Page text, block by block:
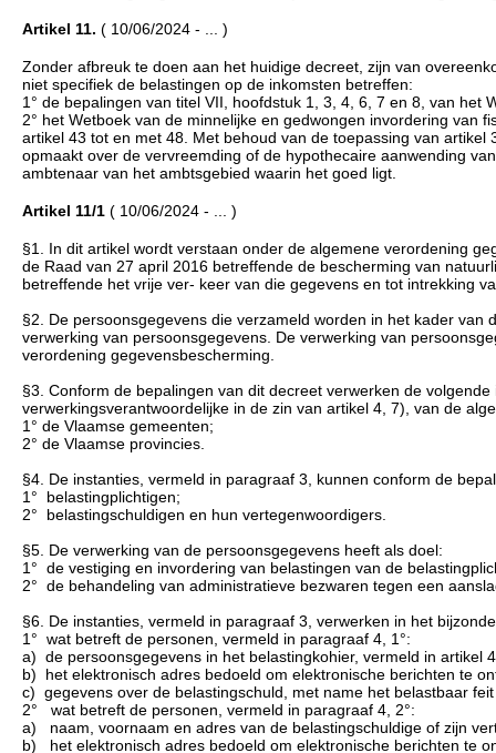
Artikel 11. ( 10/06/2024 - ... )
Zonder afbreuk te doen aan het huidige decreet, zijn van
niet specifiek de belastingen op de inkomsten betreffen:
1° de bepalingen van titel VII, hoofdstuk 1, 3, 4, 6, 7 en 8, van het
2° het Wetboek van de minnelijke en gedwongen invordering van
artikel 43 tot en met 48. Met behoud van de toepassing van
opmaakt over de vervreemding of de hypothecaire aanwending
ambtenaar van het ambtsgebied waarin het goed ligt.
Artikel 11/1 ( 10/06/2024 - ... )
§1. In dit artikel wordt verstaan onder de algemene verordening
de Raad van 27 april 2016 betreffende de bescherming van
betreffende het vrije ver- keer van die gegevens en tot intrekking
§2. De persoonsgegevens die verzameld worden in het kader
verwerking van persoonsgegevens. De verwerking van
verordening gegevensbescherming.
§3. Conform de bepalingen van dit decreet verwerken de
verwerkingsverantwoordelijke in de zin van artikel 4, 7), van de
1° de Vlaamse gemeenten;
2° de Vlaamse provincies.
§4. De instanties, vermeld in paragraaf 3, kunnen conform de
1° belastingplichtigen;
2° belastingschuldigen en hun vertegenwoordigers.
§5. De verwerking van de persoonsgegevens heeft als doel:
1° de vestiging en invordering van belastingen van de
2° de behandeling van administratieve bezwaren tegen een
§6. De instanties, vermeld in paragraaf 3, verwerken in het
1° wat betreft de personen, vermeld in paragraaf 4, 1°:
a) de persoonsgegevens in het belastingkohier, vermeld in artikel
b) het elektronisch adres bedoeld om elektronische berichten te
c) gegevens over de belastingschuld, met name het belastbaar
2° wat betreft de personen, vermeld in paragraaf 4, 2°:
a) naam, voornaam en adres van de belastingschuldige of zijn
b) het elektronisch adres bedoeld om elektronische berichten te